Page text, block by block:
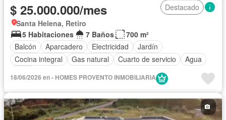
$ 25.000.000/mes
Destacado
Santa Helena, Retiro
5 Habitaciones
7 Baños
700 m²
Balcón
Aparcadero Electricidad
Jardín
Cocina integral
Gas natural Cuarto de servicio
Agua
18/06/2026 en - HOMES PROVENTO INMOBILIARIA